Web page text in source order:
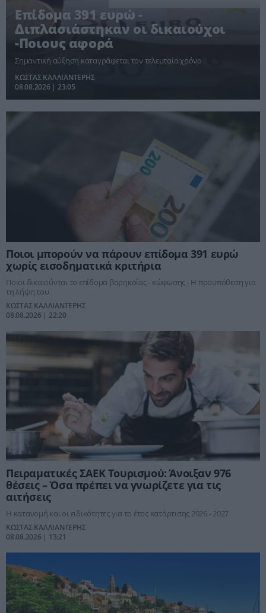
Επίδομα 391 ευρώ -
Διπλασιάστηκαν οι δικαιούχοι
-Ποιους αφορά
Σημαντική αύξηση καταγράφεται τον τελευταίο χρόνο
ΚΩΣΤΑΣ ΚΑΛΛΙΑΝΤΕΡΗΣ
08.08.2026 | 23:05
Ποιοι μπορούν να πάρουν επίδομα 391 ευρώ
χωρίς εισοδηματικά κριτήρια
Ποιοι δικαιούνται το επίδομα βαρηκοΐας - κώφωσης - Η προϋπόθεση για
τη λήψη του
ΚΩΣΤΑΣ ΚΑΛΛΙΑΝΤΕΡΗΣ
08.08.2026 | 22:20
Πειραματικές ΣΑΕΚ Τουρισμού: Άνοιξαν 976
θέσεις – Όσα πρέπει να γνωρίζετε για τις
αιτήσεις
Η κατανομή και οι ειδικότητες για το έτος κατάρτισης 2026 - 2027
ΚΩΣΤΑΣ ΚΑΛΛΙΑΝΤΕΡΗΣ
08.08.2026 | 13:21